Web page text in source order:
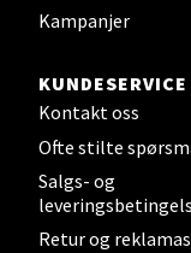
Kampanjer
KUNDESERVICE
Kontakt oss
Ofte stilte
Salgs- og
Retur og
Steinkjer
Sjøfartsgata 2,
Åpent i dag 10-
0 i butikk